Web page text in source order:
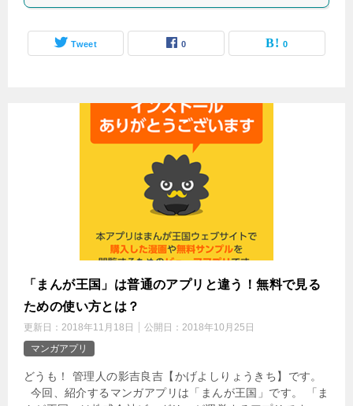
Tweet 0 0
「まんが王国」は普通のアプリと違う！無料で見る
ための使い方とは？
更新日： 2018年11月18日 公開日： 2018年10月25日
マンガアプリ
どうも！ 管理人の影吉良吉【かげよしりょうきち】です。
今回、紹介するマンガアプリは「まんが王国」です。 「ま